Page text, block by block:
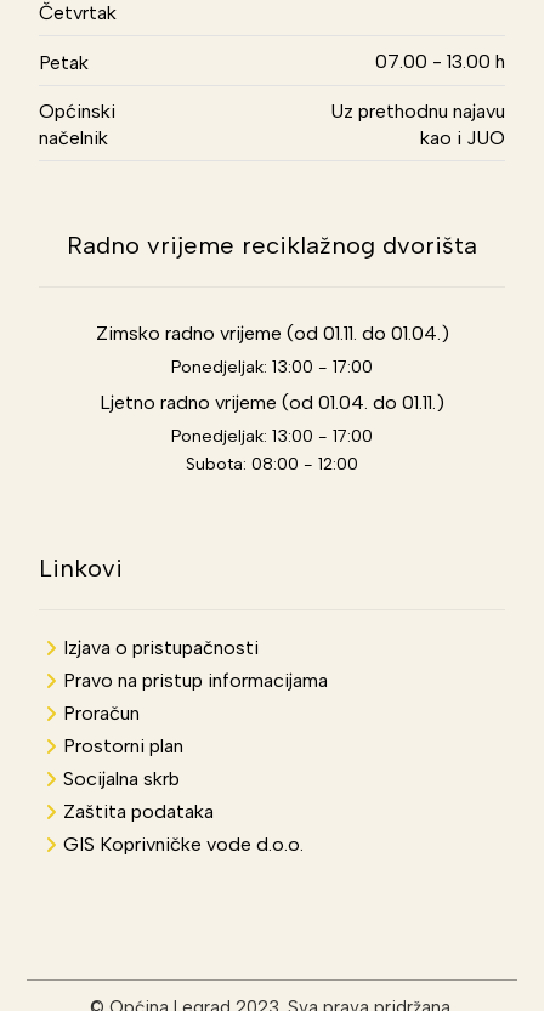
Četvrtak
Petak 07.00 - 13.00 h
Općinski
načelnik
Uz prethodnu najavu
kao i JUO
Radno vrijeme reciklažnog dvorišta
Zimsko radno vrijeme (od 01.11. do 01.04.)
Ponedjeljak: 13:00 - 17:00
Ljetno radno vrijeme (od 01.04. do 01.11.)
Ponedjeljak: 13:00 - 17:00
Subota: 08:00 - 12:00
Linkovi
Izjava o pristupačnosti
Pravo na pristup informacijama
Proračun
Prostorni plan
Socijalna skrb
Zaštita podataka
GIS Koprivničke vode d.o.o.